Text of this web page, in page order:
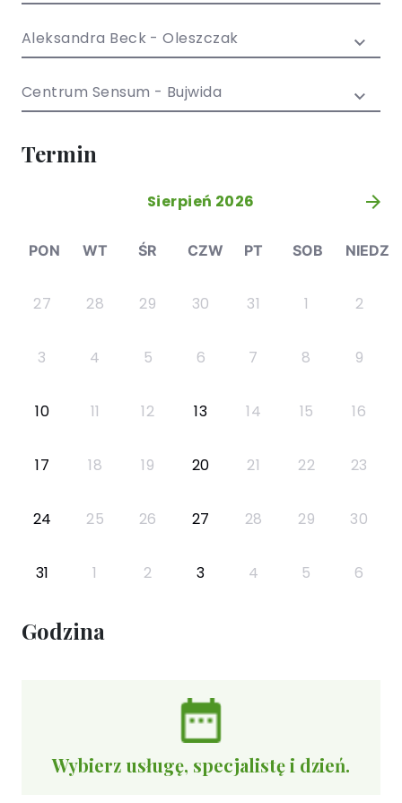
młodzieży
Aleksandra Beck - Oleszczak
Centrum Sensum - Bujwida
Termin
Sierpień 2026 »
PON WT ŚR CZW PT SOB NIEDZ
27 28 29 30 31 1 2
3 4 5 6 7 8 9
10 11 12 13 14 15 16
17 18 19 20 21 22 23
24 25 26 27 28 29 30
31 1 2 3 4 5 6
Godzina
Wybierz usługę, specjalistę i dzień.